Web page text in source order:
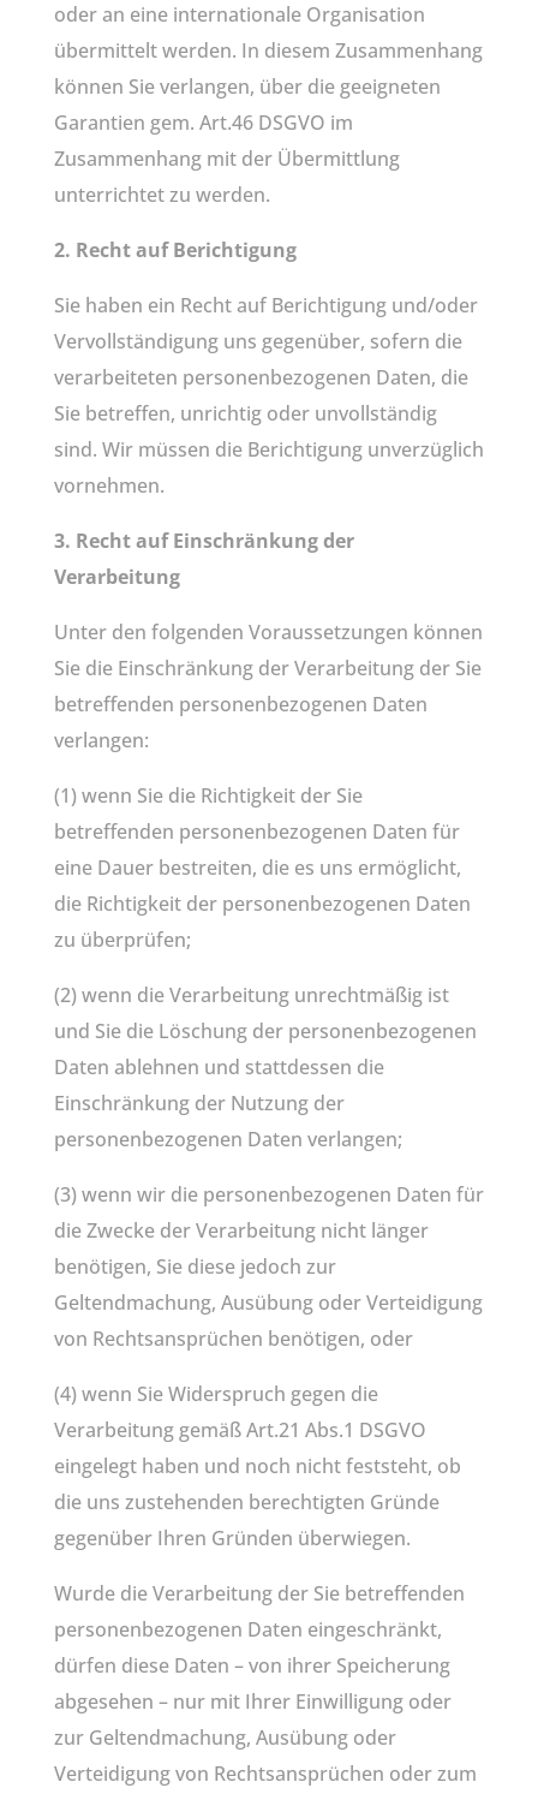
oder an eine internationale Organisation
übermittelt werden. In diesem Zusammenhang
können Sie verlangen, über die geeigneten
Garantien gem. Art.46 DSGVO im
Zusammenhang mit der Übermittlung
unterrichtet zu werden.
2. Recht auf Berichtigung
Sie haben ein Recht auf Berichtigung und/oder
Vervollständigung uns gegenüber, sofern die
verarbeiteten personenbezogenen Daten, die
Sie betreffen, unrichtig oder unvollständig
sind. Wir müssen die Berichtigung unverzüglich
vornehmen.
3. Recht auf Einschränkung der
Verarbeitung
Unter den folgenden Voraussetzungen können
Sie die Einschränkung der Verarbeitung der Sie
betreffenden personenbezogenen Daten
verlangen:
(1) wenn Sie die Richtigkeit der Sie
betreffenden personenbezogenen Daten für
eine Dauer bestreiten, die es uns ermöglicht,
die Richtigkeit der personenbezogenen Daten
zu überprüfen;
(2) wenn die Verarbeitung unrechtmäßig ist
und Sie die Löschung der personenbezogenen
Daten ablehnen und stattdessen die
Einschränkung der Nutzung der
personenbezogenen Daten verlangen;
(3) wenn wir die personenbezogenen Daten für
die Zwecke der Verarbeitung nicht länger
benötigen, Sie diese jedoch zur
Geltendmachung, Ausübung oder Verteidigung
von Rechtsansprüchen benötigen, oder
(4) wenn Sie Widerspruch gegen die
Verarbeitung gemäß Art.21 Abs.1 DSGVO
eingelegt haben und noch nicht feststeht, ob
die uns zustehenden berechtigten Gründe
gegenüber Ihren Gründen überwiegen.
Wurde die Verarbeitung der Sie betreffenden
personenbezogenen Daten eingeschränkt,
dürfen diese Daten – von ihrer Speicherung
abgesehen – nur mit Ihrer Einwilligung oder
zur Geltendmachung, Ausübung oder
Verteidigung von Rechtsansprüchen oder zum